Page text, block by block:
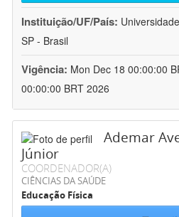
Instituição/UF/País:
SP - Brasil
Vigência: Mon Dec 18 00:00:00
00:00:00 BRT 2026
Ademar
Júnior
COORDENADOR(A)
CIÊNCIAS DA SAÚDE
Educação Física